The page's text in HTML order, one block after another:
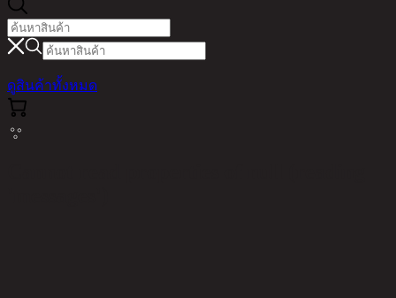
ดูสินค้าทั้งหมด